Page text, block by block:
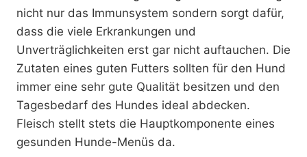
nicht nur das Immunsystem sondern sorgt dafür,
dass die viele Erkrankungen und
Unverträglichkeiten erst gar nicht auftauchen. Die
Zutaten eines guten Futters sollten für den Hund
immer eine sehr gute Qualität besitzen und den
Tagesbedarf des Hundes ideal abdecken.
Fleisch stellt stets die Hauptkomponente eines
gesunden Hunde-Menüs da.